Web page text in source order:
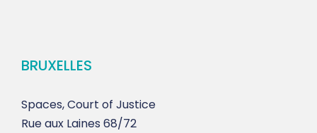
BRUXELLES
Spaces, Court of Justice
Rue aux Laines 68/72